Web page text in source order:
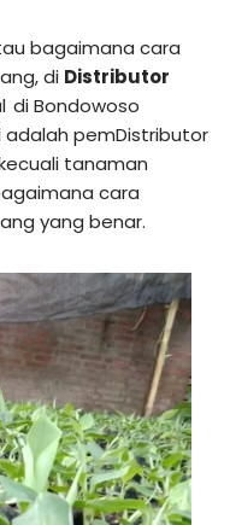
bagaimana cara
di Distributor
di Bondowoso
pemDistributor
tanaman
cara
yang benar.